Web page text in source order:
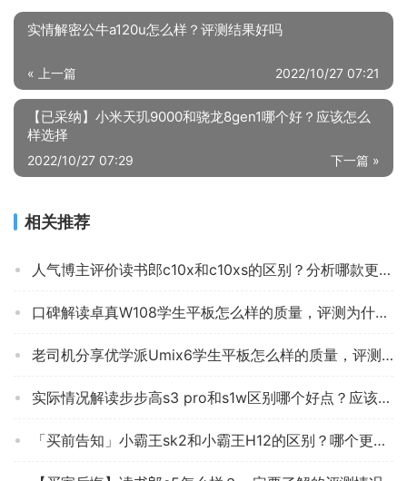
实情解密公牛a120u怎么样？评测结果好吗
« 上一篇 2022/10/27 07:21
【已采纳】小米天玑9000和骁龙8gen1哪个好？应该怎么
样选择
下一篇 »
2022/10/27 07:29
相关推荐
人气博主评价读书郎c10x和c10xs的区别？分析哪款更适合你
口碑解读卓真W108学生平板怎么样的质量，评测为什么这样？
老司机分享优学派Umix6学生平板怎么样的质量，评测为什么这样？
实际情况解读步步高s3 pro和s1w区别哪个好点？应该怎么样选择
「买前告知」小霸王sk2和小霸王H12的区别？哪个更合适